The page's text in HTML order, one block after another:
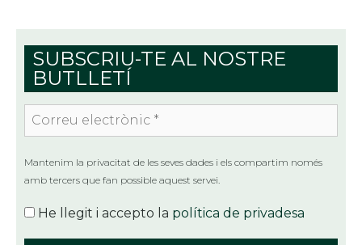
SUBSCRIU-TE AL NOSTRE
BUTLLETÍ
electrònic
*
Mantenim la privacitat de les seves dades i els compartim només
amb tercers que fan possible aquest servei.
He llegit i accepto la política de privadesa